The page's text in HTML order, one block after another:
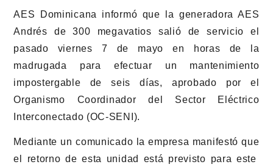
AES Dominicana informó que la generadora AES
Andrés de 300 megavatios salió de servicio el
pasado viernes 7 de mayo en horas de la
madrugada para efectuar un mantenimiento
impostergable de seis días, aprobado por el
Organismo Coordinador del Sector Eléctrico
Interconectado (OC-SENI).
Mediante un comunicado la empresa manifestó que
el retorno de esta unidad está previsto para este